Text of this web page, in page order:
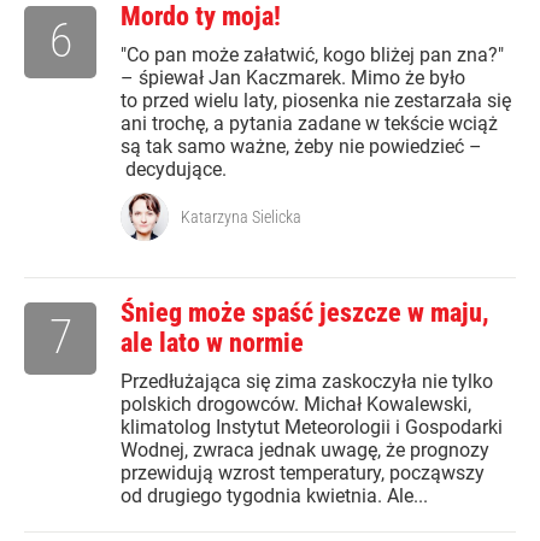
Mordo ty moja!
"Co pan może załatwić, kogo bliżej pan zna?"
– śpiewał Jan Kaczmarek. Mimo że było
to przed wielu laty, piosenka nie zestarzała się
ani trochę, a pytania zadane w tekście wciąż
są tak samo ważne, żeby nie powiedzieć –
decydujące.
6
Katarzyna Sielicka
Śnieg może spaść jeszcze w maju,
ale lato w normie
Przedłużająca się zima zaskoczyła nie tylko
polskich drogowców. Michał Kowalewski,
klimatolog Instytut Meteorologii i Gospodarki
Wodnej, zwraca jednak uwagę, że prognozy
przewidują wzrost temperatury, począwszy
od drugiego tygodnia kwietnia. Ale...
7